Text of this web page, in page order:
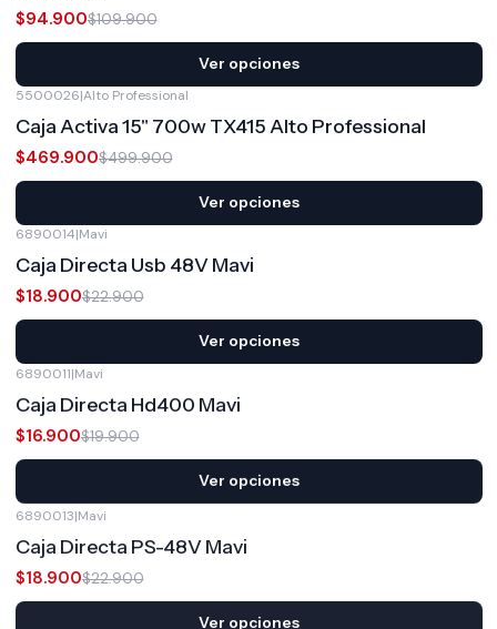
$94.900$109.900
Ver opciones
5500026|Alto Professional
Caja Activa 15" 700w TX415 Alto Professional
$469.900$499.900
Ver opciones
6890014|Mavi
Caja Directa Usb 48V Mavi
$18.900$22.900
Ver opciones
OFF
6890011|Mavi
Caja Directa Hd400 Mavi
$16.900$19.900
Ver opciones
-17% OFF
6890013|Mavi
Caja Directa PS-48V Mavi
$18.900$22.900
Ver opciones